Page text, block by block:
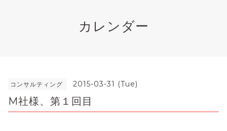
カレンダー
コンサルティング 2015-03-31 (Tue)
M社様、第１回目